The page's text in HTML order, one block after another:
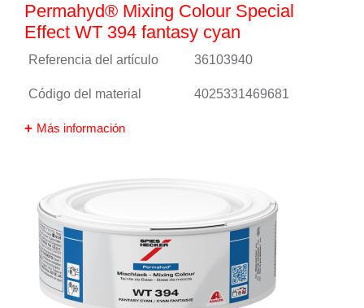
Permahyd® Mixing Colour Special
Effect WT 394 fantasy cyan
Referencia del artículo 36103940
Código del material 4025331469681
Más información